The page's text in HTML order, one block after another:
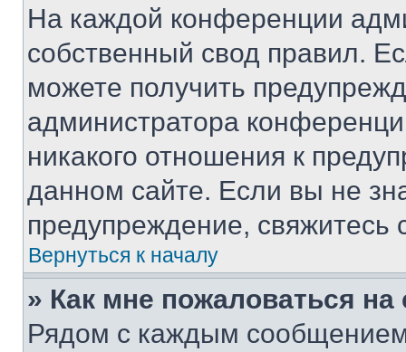
На каждой конференции
собственный свод правил.
можете получить
администратора
никакого отношения к
данном сайте. Если вы не
предупреждение,
Вернуться к началу
» Как мне пожаловаться
Рядом с каждым сообщением